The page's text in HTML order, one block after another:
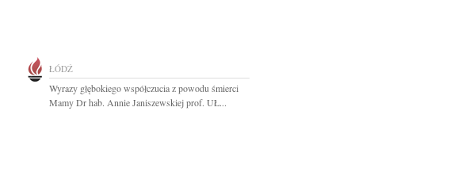
ŁÓDŹ
Wyrazy głębokiego współczucia z powodu śmierci
Mamy Dr hab. Annie Janiszewskiej prof. UŁ...